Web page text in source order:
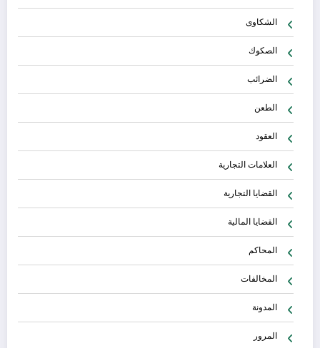
الشكاوى
الصكوك
الضرائب
الطعن
العقود
العلامات التجارية
القضايا التجارية
القضايا المالية
المحاكم
المخالفات
المدونة
المرور